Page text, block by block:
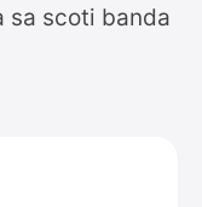
sa scoti banda